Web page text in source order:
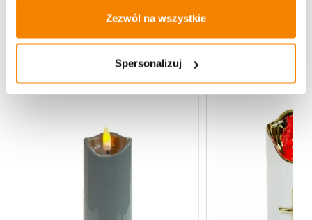
Zezwól na wszystkie
Spersonalizuj
Więcej z kategorii FENIX Home Decor